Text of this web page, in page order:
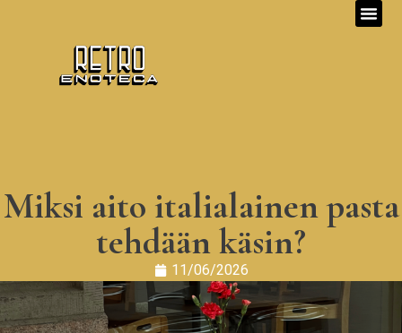
Miksi aito italialainen pasta
tehdään käsin?
11/06/2026